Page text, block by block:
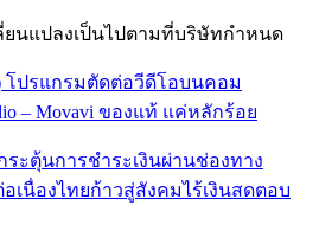
ยนแปลงเป็นไปตามที่บริษัทกำหนด
โปรแกรมตัดต่อวีดีโอบนคอม
– Movavi ของแท้ แค่หลักร้อย
ระตุ้นการชำระเงินผ่านช่องทาง
เนื่องไทยก้าวสู่สังคมไร้เงินสดตอบ